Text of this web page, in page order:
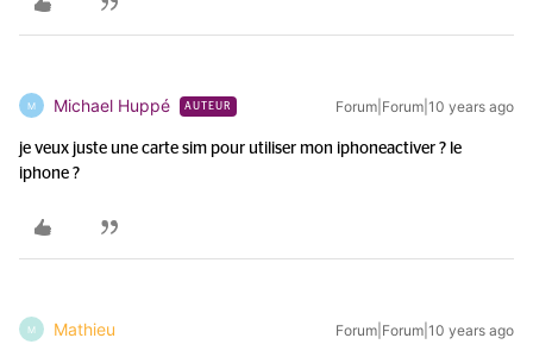
M Michael Huppé AUTEUR Forum|Forum|10 years ago
je veux juste une carte sim pour utiliser mon iphoneactiver ? le
iphone ?
M Mathieu Forum|Forum|10 years ago